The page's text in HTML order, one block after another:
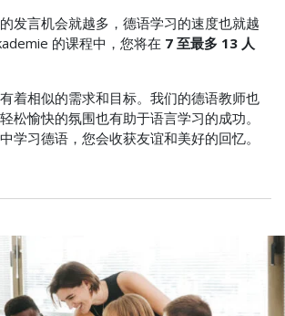
发言机会就越多，德语学习的速度也就越
的课程中，您将在 7 至最多 13 人
着相似的需求和目标。我们的德语教师也
松愉快的氛围也有助于语言学习的成功。
学习德语，您会收获友谊和美好的回忆。